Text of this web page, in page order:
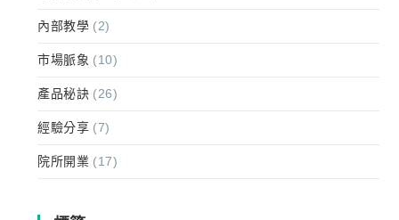
內部教學 (2)
市場脈象 (10)
產品秘訣 (26)
經驗分享 (7)
院所開業 (17)